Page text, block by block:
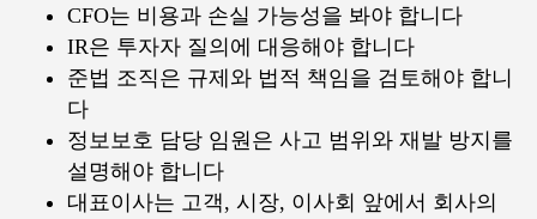
CFO는 비용과 손실 가능성을 봐야 합니다
IR은 투자자 질의에 대응해야 합니다
준법 조직은 규제와 법적 책임을 검토해야 합니
다
정보보호 담당 임원은 사고 범위와 재발 방지를
설명해야 합니다
대표이사는 고객, 시장, 이사회 앞에서 회사의